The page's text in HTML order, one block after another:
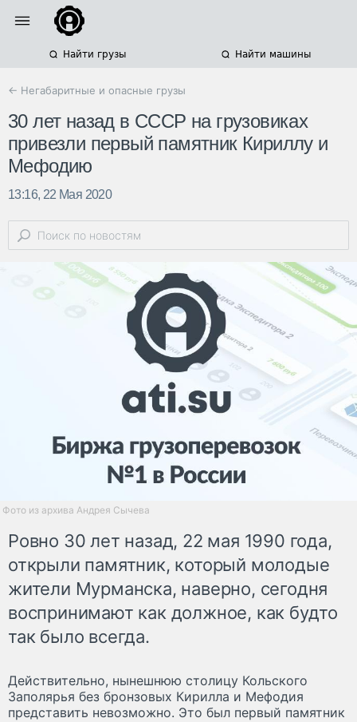
Найти грузы Найти машины
← Негабаритные и опасные грузы
30 лет назад в СССР на грузовиках
привезли первый памятник Кириллу и
Мефодию
13:16, 22 Мая 2020
Фото из архива Андрея Сычева
Ровно 30 лет назад, 22 мая 1990 года,
открыли памятник, который молодые
жители Мурманска, наверно, сегодня
воспринимают как должное, как будто
так было всегда.
Действительно, нынешнюю столицу Кольского
Заполярья без бронзовых Кирилла и Мефодия
представить невозможно. Это был первый памятник